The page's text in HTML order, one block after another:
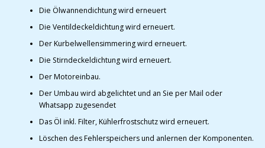
Die Ölwannendichtung wird erneuert
Die Ventildeckeldichtung wird erneuert.
Der Kurbelwellensimmering wird erneuert.
Die Stirndeckeldichtung wird erneuert.
Der Motoreinbau.
Der Umbau wird abgelichtet und an Sie per Mail oder
Whatsapp zugesendet
Das Öl inkl. Filter, Kühlerfrostschutz wird erneuert.
Löschen des Fehlerspeichers und anlernen der Komponenten.